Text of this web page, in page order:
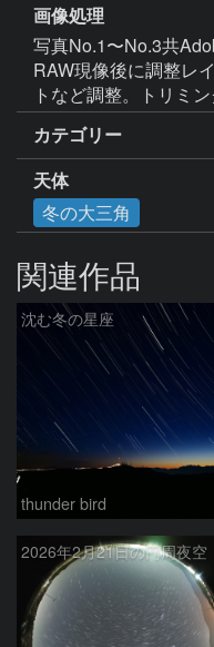
画像処理
写真No.1〜No.3共
RAW現像後に調整レ
トなど調整。トリミ
カテゴリー
天体
冬の大三角
関連作品
沈む冬の星座
thunder bird
2026年2月21日の円周夜空